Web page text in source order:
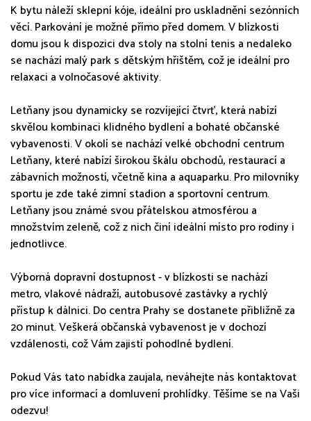
K bytu náleží sklepní kóje, ideální pro uskladnění sezónních
věcí. Parkování je možné přímo před domem. V blízkosti
domu jsou k dispozici dva stoly na stolní tenis a nedaleko
se nachází malý park s dětským hřištěm, což je ideální pro
relaxaci a volnočasové aktivity.
Letňany jsou dynamicky se rozvíjející čtvrť, která nabízí
skvělou kombinaci klidného bydlení a bohaté občanské
vybavenosti. V okolí se nachází velké obchodní centrum
Letňany, které nabízí širokou škálu obchodů, restaurací a
zábavních možností, včetně kina a aquaparku. Pro milovníky
sportu je zde také zimní stadion a sportovní centrum.
Letňany jsou známé svou přátelskou atmosférou a
množstvím zeleně, což z nich činí ideální místo pro rodiny i
jednotlivce.
Výborná dopravní dostupnost - v blízkosti se nachází
metro, vlakové nádraží, autobusové zastávky a rychlý
přístup k dálnici. Do centra Prahy se dostanete přibližně za
20 minut. Veškerá občanská vybavenost je v dochozí
vzdálenosti, což Vám zajistí pohodlné bydlení.
Pokud Vás tato nabídka zaujala, neváhejte nás kontaktovat
pro více informací a domluvení prohlídky. Těšíme se na Vaši
odezvu!